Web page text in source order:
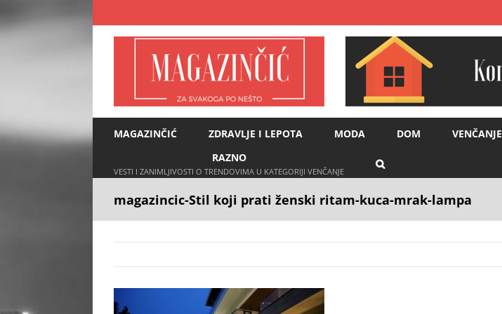
to
content
MAGAZINČIĆ ZDRAVLJE I LEPOTA MODA DOM VENČANJE
RAZNO
VESTI I ZANIMLJIVOSTI O TRENDOVIMA U KATEGORIJI VENČANJE
magazincic-Stil koji prati ženski ritam-kuca-mrak-lampa